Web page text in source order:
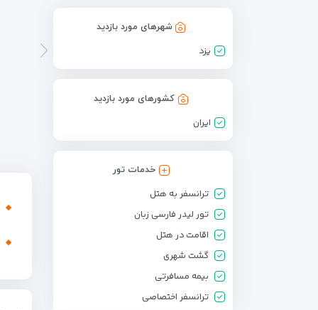
شهرهای مورد بازدید
یزد
کشورهای مورد بازدید
ایران
خدمات تور
ترانسفر به هتل
تور لیدر فارسی زبان
اقامت در هتل
گشت شهری
بیمه مسافرتی
ترانسفر اختصاصی